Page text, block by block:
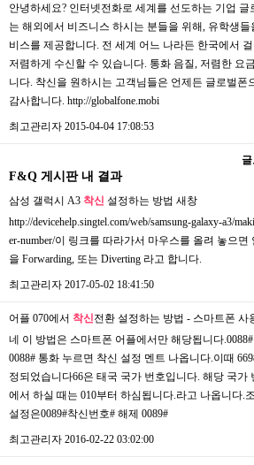
안녕하세요? 인터넷전화로 세계를 선도하는 기업
는 해외에서 비즈니스 하시는 분들을 위해, 유학생
비스를 제공합니다. 전 세계 어느 나라든 한국에서
저렴하게 수신할 수 있습니다. 통화 음질, 저렴한 요
니다. 착신을 원하시는 고객님들은 언제든 글로벌폰
감사합니다. http://globalfone.mobi
최고관리자 2015-04-04 17:08:53
F&Q 게시판 내 결과
삼성 갤럭시 A3 착신 설정하는 방법 새창
http://devicehelp.singtel.com/web/samsung-galaxy-a3/
er-number/이 링크를 따라가서 마우스를 올려 놓으
을 Forwarding, 또는 Diverting 라고 합니다.
최고관리자 2017-05-02 18:41:50
어플 070에서 착신전환 설정하는 방법 - 스마트폰 사
네 이 방법은 스마트폰 어플에서만 해당됩니다
0088# 통화 누르면 착신 설정 멘트 나옵니다.이때
정되었습니다66은 태국 국가 번호입니다. 해당 국가
에서 하실 때는 010부터 하심됩니다.라고 나옵니다.
설정은0089#착신번호# 해제 0089#
최고관리자 2016-02-22 03:02:00